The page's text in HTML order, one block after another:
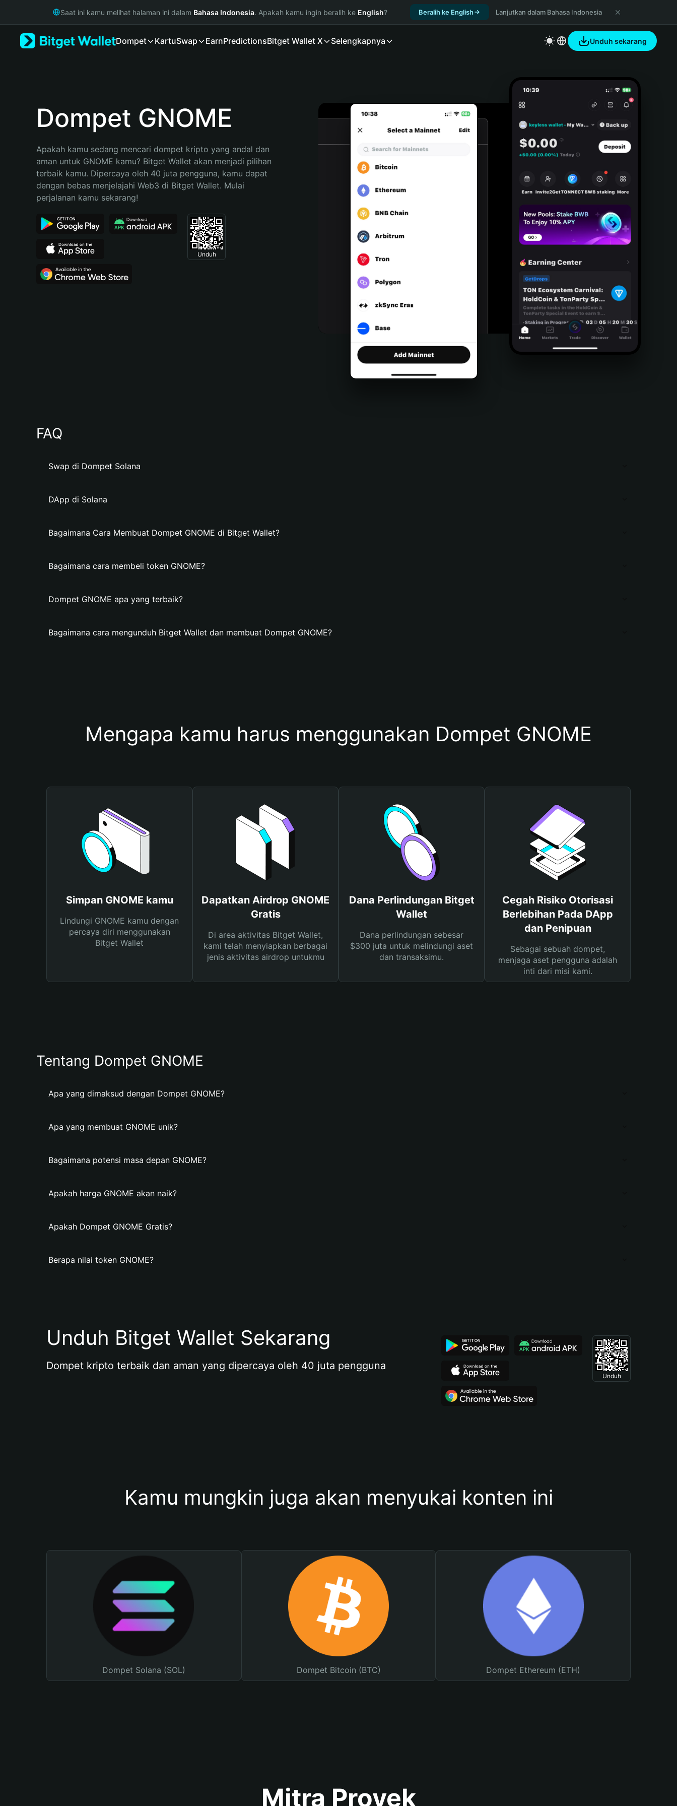
Русский
Bahasa Indonesia
Español (Argentina)
Saat ini kamu melihat halaman ini dalam Bahasa Indonesia. Apakah kamu ingin beralih ke English? Beralih ke English Lanjutkan dalam Bahasa Indonesia
Dompet KartuSwap EarnPredictionsBitget Wallet X Selengkapnya Unduh sekarang
Dompet GNOME
Apakah kamu sedang mencari dompet kripto yang andal dan
aman untuk GNOME kamu? Bitget Wallet akan menjadi pilihan
terbaik kamu. Dipercaya oleh 40 juta pengguna, kamu dapat
dengan bebas menjelajahi Web3 di Bitget Wallet. Mulai
perjalanan kamu sekarang!
Unduh
FAQ
Swap di Dompet Solana
DApp di Solana
Bagaimana Cara Membuat Dompet GNOME di Bitget Wallet?
Bagaimana cara membeli token GNOME?
Dompet GNOME apa yang terbaik?
Bagaimana cara mengunduh Bitget Wallet dan membuat Dompet GNOME?
Mengapa kamu harus menggunakan Dompet GNOME
Simpan GNOME kamu
Lindungi GNOME kamu dengan
percaya diri menggunakan
Bitget Wallet
Dapatkan Airdrop GNOME
Gratis
Di area aktivitas Bitget Wallet,
kami telah menyiapkan berbagai
jenis aktivitas airdrop untukmu
Dana Perlindungan Bitget
Wallet
Dana perlindungan sebesar
$300 juta untuk melindungi aset
dan transaksimu.
Cegah Risiko Otorisasi
Berlebihan Pada DApp
dan Penipuan
Sebagai sebuah dompet,
menjaga aset pengguna adalah
inti dari misi kami.
Tentang Dompet GNOME
Apa yang dimaksud dengan Dompet GNOME?
Apa yang membuat GNOME unik?
Bagaimana potensi masa depan GNOME?
Apakah harga GNOME akan naik?
Apakah Dompet GNOME Gratis?
Berapa nilai token GNOME?
Unduh Bitget Wallet Sekarang
Dompet kripto terbaik dan aman yang dipercaya oleh 40 juta pengguna
Unduh
Kamu mungkin juga akan menyukai konten ini
Dompet Solana (SOL) Dompet Bitcoin (BTC) Dompet Ethereum (ETH)
Mitra Proyek